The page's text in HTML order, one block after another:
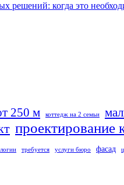
решений: когда это
250 м коттедж на 2 семьи
проектирование
требуется услуги бюро фасад